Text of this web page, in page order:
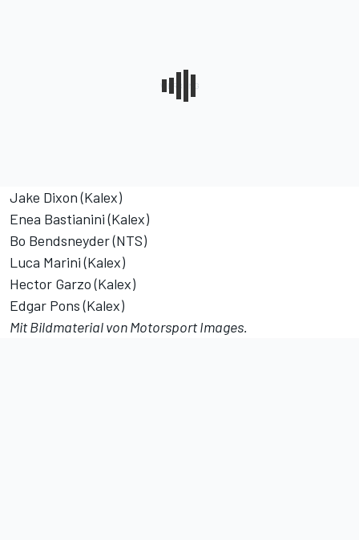
Jake Dixon (Kalex)
Enea Bastianini (Kalex)
Bo Bendsneyder (NTS)
Luca Marini (Kalex)
Hector Garzo (Kalex)
Edgar Pons (Kalex)
Mit Bildmaterial vonMotorsport Images.